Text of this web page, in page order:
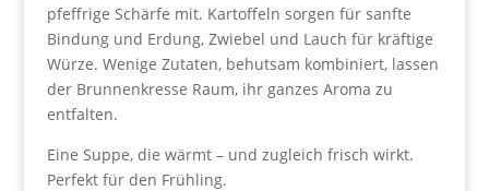
pfeffrige Schärfe mit. Kartoffeln sorgen für sanfte
Bindung und Erdung, Zwiebel und Lauch für kräftige
Würze. Wenige Zutaten, behutsam kombiniert, lassen
der Brunnenkresse Raum, ihr ganzes Aroma zu
entfalten.
Eine Suppe, die wärmt – und zugleich frisch wirkt.
Perfekt für den Frühling.